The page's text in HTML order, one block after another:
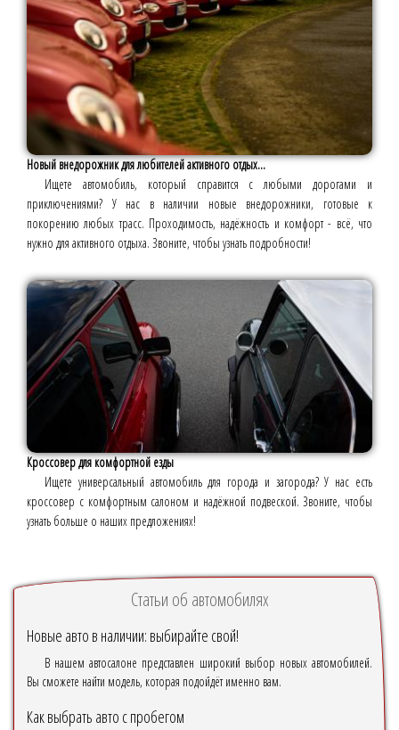
Новый внедорожник для любителей активного отдых...
Ищете автомобиль, который справится с любыми дорогами и
приключениями? У нас в наличии новые внедорожники, готовые к
покорению любых трасс. Проходимость, надёжность и комфорт - всё, что
нужно для активного отдыха. Звоните, чтобы узнать подробности!
Кроссовер для комфортной езды
Ищете универсальный автомобиль для города и загорода? У нас есть
кроссовер с комфортным салоном и надёжной подвеской. Звоните, чтобы
узнать больше о наших предложениях!
Статьи об автомобилях
Новые авто в наличии: выбирайте свой!
В нашем автосалоне представлен широкий выбор новых автомобилей.
Вы сможете найти модель, которая подойдёт именно вам.
Как выбрать авто с пробегом